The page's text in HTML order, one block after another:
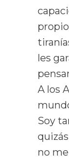
les
A los
Soy
no